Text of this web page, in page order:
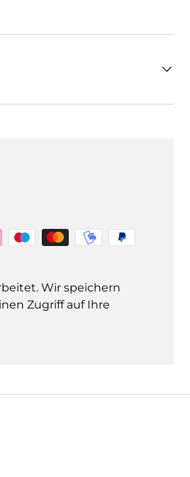
Wir speichern
Zugriff auf Ihre